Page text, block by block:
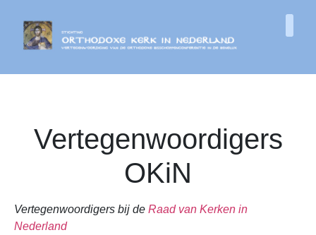
Vertegenwoordigers
OKiN
Vertegenwoordigers bij de Raad van Kerken in
Nederland